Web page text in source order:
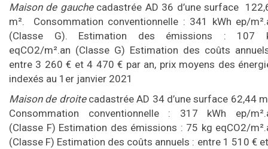
Maison de gauchecadastrée AD 36 d’une surface
m². Consommation conventionnelle : 341 kWh ep/
(Classe G). Estimation des émissions : 107
eqCO2/m².an (Classe G) Estimation des coûts
entre 3 260 € et 4 470 € par an, prix moyens des
indexés au 1er janvier 2021
Maison de droitecadastrée AD 34 d’une surface 62,44
Consommation conventionnelle : 317 kWh ep/
(Classe F) Estimation des émissions : 75 kg eqCO2/
(Classe F) Estimation des coûts annuels : entre 1 510 €